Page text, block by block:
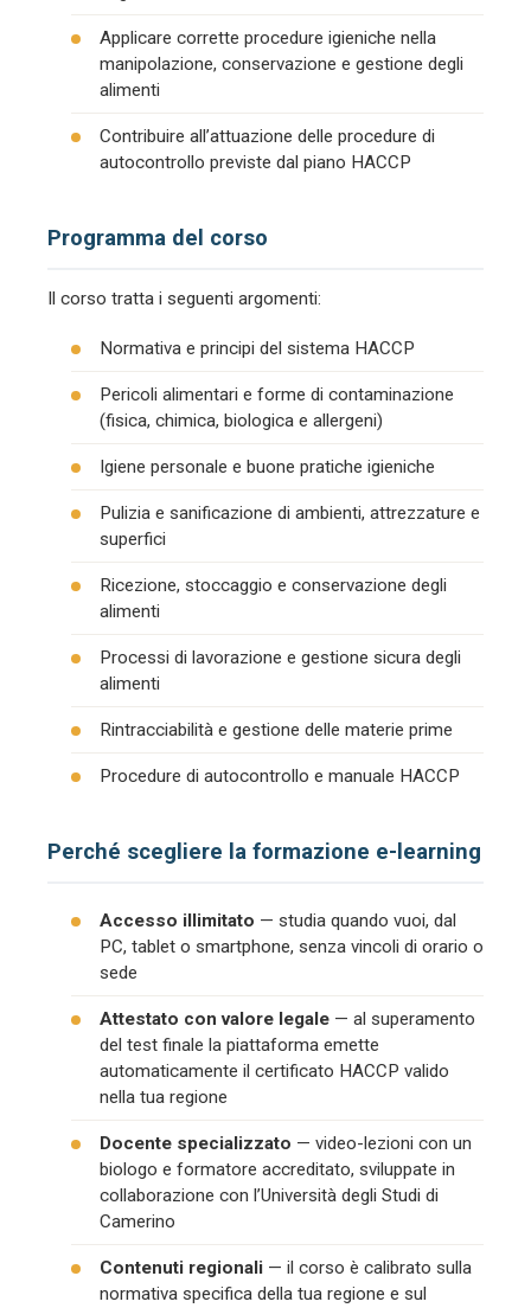
Applicare corrette procedure igieniche nella
manipolazione, conservazione e gestione degli
alimenti
Contribuire all’attuazione delle procedure di
autocontrollo previste dal piano HACCP
Programma del corso
Il corso tratta i seguenti argomenti:
Normativa e principi del sistema HACCP
Pericoli alimentari e forme di contaminazione
(fisica, chimica, biologica e allergeni)
Igiene personale e buone pratiche igieniche
Pulizia e sanificazione di ambienti, attrezzature e
superfici
Ricezione, stoccaggio e conservazione degli
alimenti
Processi di lavorazione e gestione sicura degli
alimenti
Rintracciabilità e gestione delle materie prime
Procedure di autocontrollo e manuale HACCP
Perché scegliere la formazione e-learning
Accesso illimitato — studia quando vuoi, dal
PC, tablet o smartphone, senza vincoli di orario o
sede
Attestato con valore legale — al superamento
del test finale la piattaforma emette
automaticamente il certificato HACCP valido
nella tua regione
Docente specializzato — video-lezioni con un
biologo e formatore accreditato, sviluppate in
collaborazione con l’Università degli Studi di
Camerino
Contenuti regionali — il corso è calibrato sulla
normativa specifica della tua regione e sul